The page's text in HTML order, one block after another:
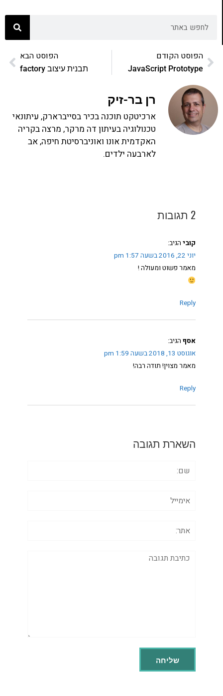
הפוסט הקודם
JavaScript Prototype
הפוסט הבא
תבנית עיצוב factory
רן בר-זיק
ארכיטקט תוכנה בכיר בסייברארק, עיתונאי
טכנולוגיה בעיתון דה מרקר, מרצה בקריה
האקדמית אונו ואוניברסיטת חיפה, אב
לארבעה ילדים.
2 תגובות
קובי הגיב:
יוני 22, 2016 בשעה 1:57 pm
מאמר פשוט ומעולה !
Reply
אסף הגיב:
אוגוסט 13, 2018 בשעה 1:59 pm
מאמר מצוין! תודה רבה!
Reply
השארת תגובה
תגובה